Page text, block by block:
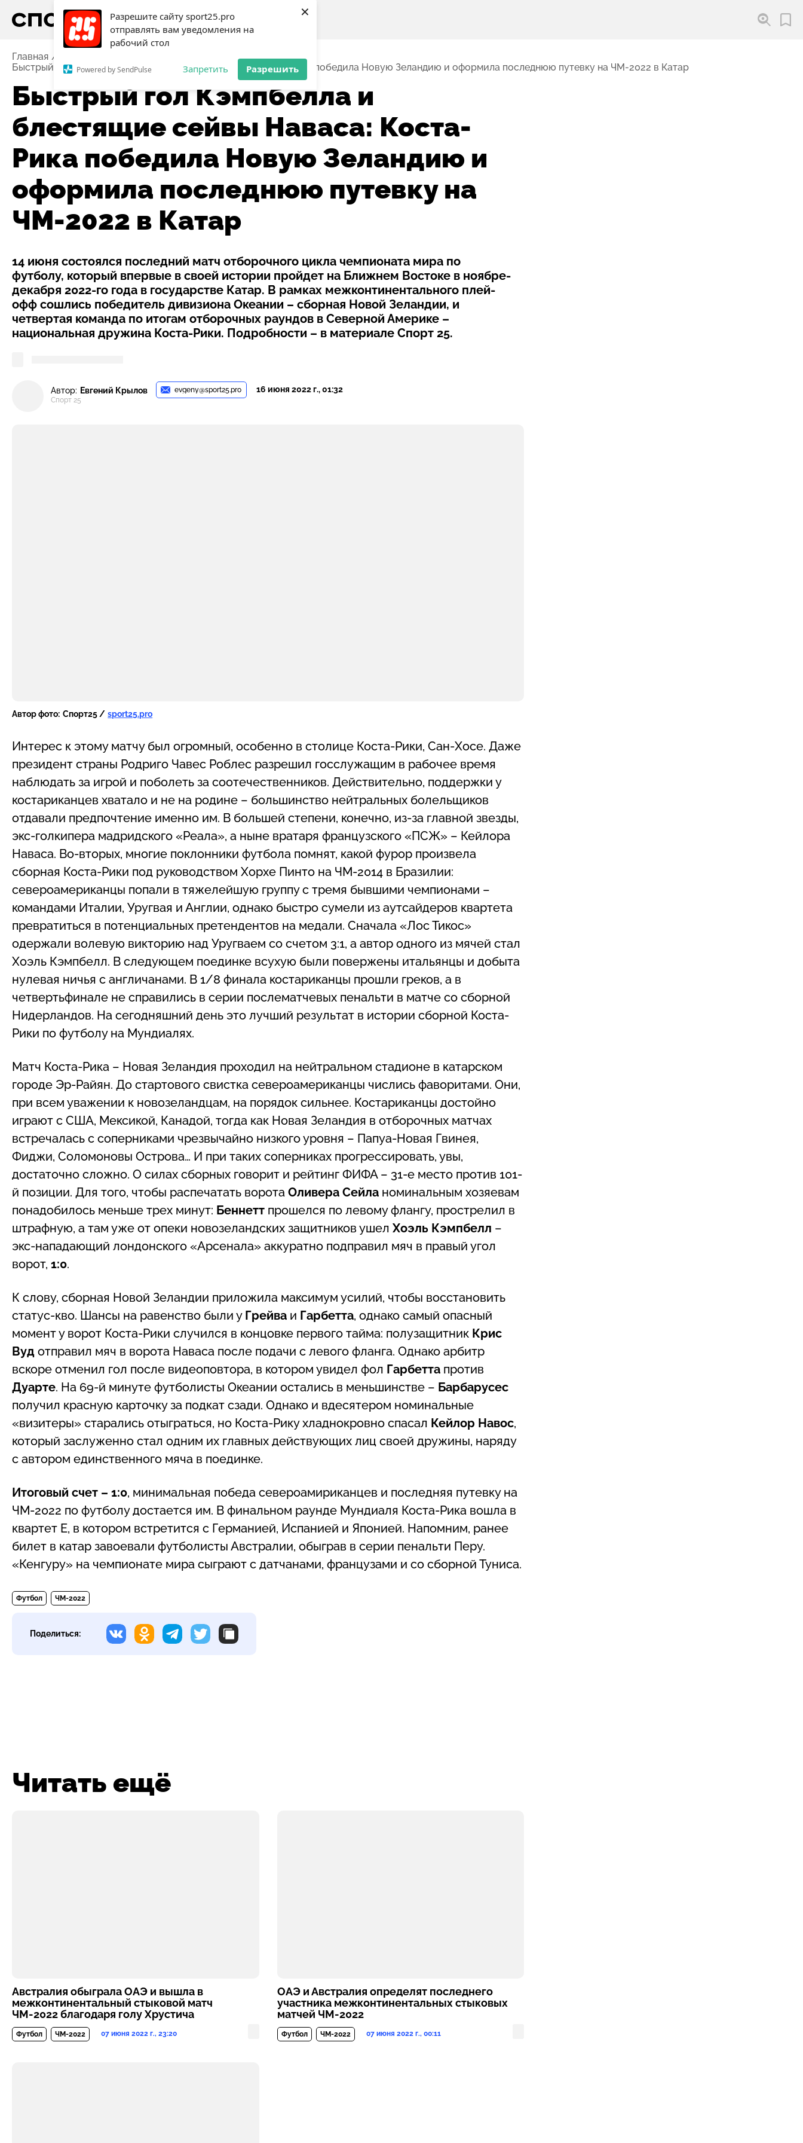
Разрешите сайту sport25.pro
отправлять вам уведомления на
рабочий стол
Powered by SendPulse Запретить Разрешить
×
Главная
Быстрый гол Кэмпбелла и блестящие сейвы Наваса: Коста-Рика победила Новую Зеландию и оформила последнюю путевку на ЧМ-2022 в Катар
Быстрый гол Кэмпбелла и
блестящие сейвы Наваса: Коста-
Рика победила Новую Зеландию и
оформила последнюю путевку на
ЧМ-2022 в Катар
14 июня состоялся последний матч отборочного цикла чемпионата мира по
футболу, который впервые в своей истории пройдет на Ближнем Востоке в ноябре-
декабря 2022-го года в государстве Катар. В рамках межконтинентального плей-
офф сошлись победитель дивизиона Океании – сборная Новой Зеландии, и
четвертая команда по итогам отборочных раундов в Северной Америке –
национальная дружина Коста-Рики. Подробности – в материале Спорт 25.
Автор: Евгений Крылов
Спорт 25
evgeny@sport25.pro 16 июня 2022 г., 01:32
Автор фото: Спорт25 / sport25.pro
Интерес к этому матчу был огромный, особенно в столице Коста-Рики, Сан-Хосе. Даже
президент страны Родриго Чавес Роблес разрешил госслужащим в рабочее время
наблюдать за игрой и поболеть за соотечественников. Действительно, поддержки у
костариканцев хватало и не на родине – большинство нейтральных болельщиков
отдавали предпочтение именно им. В большей степени, конечно, из-за главной звезды,
экс-голкипера мадридского «Реала», а ныне вратаря французского «ПСЖ» – Кейлора
Наваса. Во-вторых, многие поклонники футбола помнят, какой фурор произвела
сборная Коста-Рики под руководством Хорхе Пинто на ЧМ-2014 в Бразилии:
североамериканцы попали в тяжелейшую группу с тремя бывшими чемпионами –
командами Италии, Уругвая и Англии, однако быстро сумели из аутсайдеров квартета
превратиться в потенциальных претендентов на медали. Сначала «Лос Тикос»
одержали волевую викторию над Уругваем со счетом 3:1, а автор одного из мячей стал
Хоэль Кэмпбелл. В следующем поединке всухую были повержены итальянцы и добыта
нулевая ничья с англичанами. В 1/8 финала костариканцы прошли греков, а в
четвертьфинале не справились в серии послематчевых пенальти в матче со сборной
Нидерландов. На сегодняшний день это лучший результат в истории сборной Коста-
Рики по футболу на Мундиалях.
Матч Коста-Рика – Новая Зеландия проходил на нейтральном стадионе в катарском
городе Эр-Райян. До стартового свистка североамериканцы числись фаворитами. Они,
при всем уважении к новозеландцам, на порядок сильнее. Костариканцы достойно
играют с США, Мексикой, Канадой, тогда как Новая Зеландия в отборочных матчах
встречалась с соперниками чрезвычайно низкого уровня – Папуа-Новая Гвинея,
Фиджи, Соломоновы Острова… И при таких соперниках прогрессировать, увы,
достаточно сложно. О силах сборных говорит и рейтинг ФИФА – 31-е место против 101-
й позиции. Для того, чтобы распечатать ворота Оливера Сейла номинальным хозяевам
понадобилось меньше трех минут: Беннетт прошелся по левому флангу, прострелил в
штрафную, а там уже от опеки новозеландских защитников ушел Хоэль Кэмпбелл –
экс-нападающий лондонского «Арсенала» аккуратно подправил мяч в правый угол
ворот, 1:0.
К слову, сборная Новой Зеландии приложила максимум усилий, чтобы восстановить
статус-кво. Шансы на равенство были у Грейва и Гарбетта, однако самый опасный
момент у ворот Коста-Рики случился в концовке первого тайма: полузащитник Крис
Вуд отправил мяч в ворота Наваса после подачи с левого фланга. Однако арбитр
вскоре отменил гол после видеоповтора, в котором увидел фол Гарбетта против
Дуарте. На 69-й минуте футболисты Океании остались в меньшинстве – Барбарусес
получил красную карточку за подкат сзади. Однако и вдесятером номинальные
«визитеры» старались отыграться, но Коста-Рику хладнокровно спасал Кейлор Навос,
который заслуженно стал одним их главных действующих лиц своей дружины, наряду
с автором единственного мяча в поединке.
Итоговый счет – 1:0, минимальная победа североамириканцев и последняя путевку на
ЧМ-2022 по футболу достается им. В финальном раунде Мундиаля Коста-Рика вошла в
квартет Е, в котором встретится с Германией, Испанией и Японией. Напомним, ранее
билет в катар завоевали футболисты Австралии, обыграв в серии пенальти Перу.
«Кенгуру» на чемпионате мира сыграют с датчанами, французами и со сборной Туниса.
Футбол ЧМ-2022
Поделиться:
Читать ещё
Австралия обыграла ОАЭ и вышла в
межконтинентальный стыковой матч
ЧМ-2022 благодаря голу Хрустича
Футбол ЧМ-2022 07 июня 2022 г., 23:20
ОАЭ и Австралия определят последнего
участника межконтинентальных стыковых
матчей ЧМ-2022
Футбол ЧМ-2022 07 июня 2022 г., 00:11